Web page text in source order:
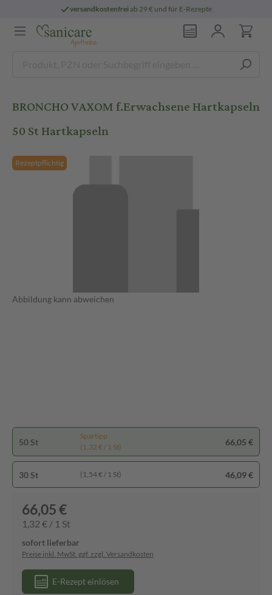
versandkostenfreiab 29 € und für E-Rezepte
BRONCHO VAXOM f.Erwachsene Hartkapseln
50 St Hartkapseln
Rezeptpflichtig
Abbildung kann abweichen
50 St
Spartipp
(1,32 € / 1 St)
66,05 €
30 St (1,54 € / 1 St) 46,09 €
66,05 €
1,32 € / 1 St
sofort lieferbar
Preise inkl. MwSt. ggf. zzgl. Versandkosten
E-Rezept einlösen